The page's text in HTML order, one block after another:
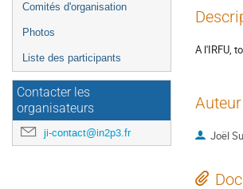
Comités d'organisation
Photos
Liste des participants
Contacter les
organisateurs
ji-contact@in2p3.fr
A l'IRFU,
Auteur
Joël